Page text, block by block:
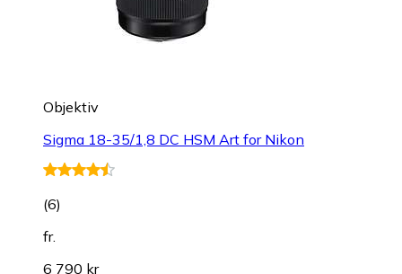
Objektiv
Sigma 18-35/1,8 DC HSM Art for Nikon
(6)
fr.
6 790 kr